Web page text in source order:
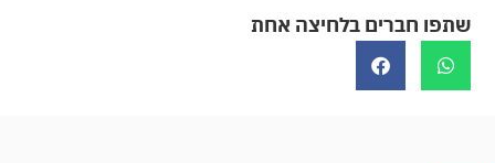
שתפו חברים בלחיצה אחת